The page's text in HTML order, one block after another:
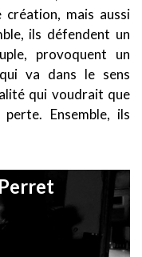
mais aussi
ils défendent un
provoquent un
va dans le sens
qui voudrait que
Ensemble, ils